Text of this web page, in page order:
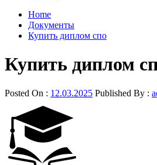
Home
Документы
Купить диплом спо
Купить диплом
Posted On : 12.03.2025 Published By :